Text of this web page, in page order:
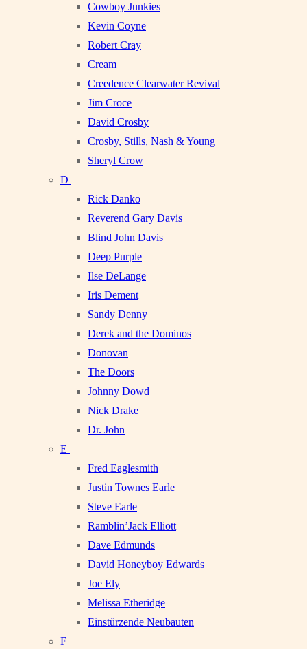
Cowboy Junkies
Kevin Coyne
Robert Cray
Cream
Creedence Clearwater Revival
Jim Croce
David Crosby
Crosby, Stills, Nash & Young
Sheryl Crow
D
Rick Danko
Reverend Gary Davis
Blind John Davis
Deep Purple
Ilse DeLange
Iris Dement
Sandy Denny
Derek and the Dominos
Donovan
The Doors
Johnny Dowd
Nick Drake
Dr. John
E
Fred Eaglesmith
Justin Townes Earle
Steve Earle
Ramblin’Jack Elliott
Dave Edmunds
David Honeyboy Edwards
Joe Ely
Melissa Etheridge
Einstürzende Neubauten
F